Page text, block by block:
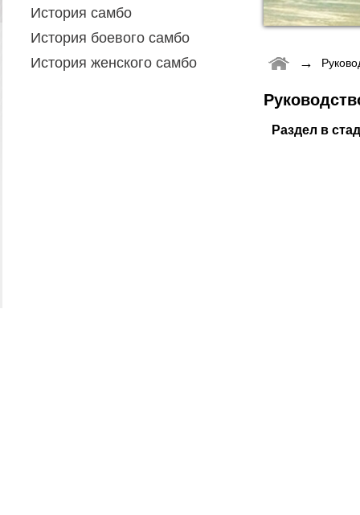
→
Раздел в
История самбо
История боевого самбо
История женского самбо